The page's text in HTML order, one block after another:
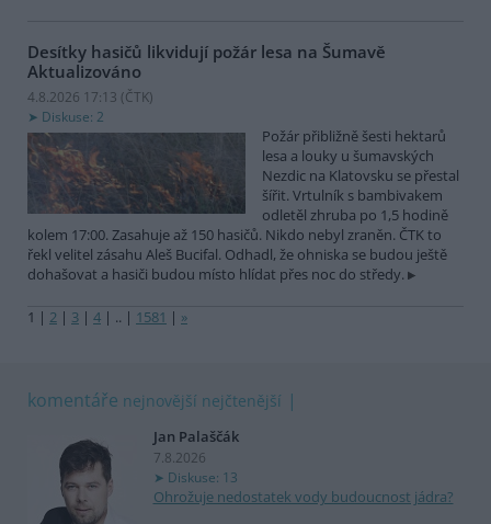
Desítky hasičů likvidují požár lesa na Šumavě
Aktualizováno
4.8.2026 17:13 (ČTK)
Diskuse: 2
Požár přibližně šesti hektarů
lesa a louky u šumavských
Nezdic na Klatovsku se přestal
šířit. Vrtulník s bambivakem
odletěl zhruba po 1,5 hodině
kolem 17:00. Zasahuje až 150 hasičů. Nikdo nebyl zraněn. ČTK to
řekl velitel zásahu Aleš Bucifal. Odhadl, že ohniska se budou ještě
dohašovat a hasiči budou místo hlídat přes noc do středy.
1 | 2 | 3 | 4 | .. | 1581 | »
komentáře nejnovější nejčtenější
Jan Palaščák
7.8.2026
Diskuse: 13
Ohrožuje nedostatek vody budoucnost jádra?